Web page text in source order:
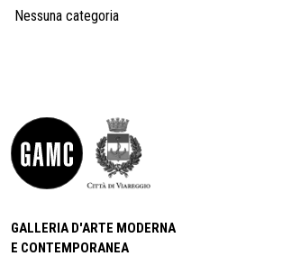
Nessuna categoria
GALLERIA D'ARTE MODERNA
E CONTEMPORANEA